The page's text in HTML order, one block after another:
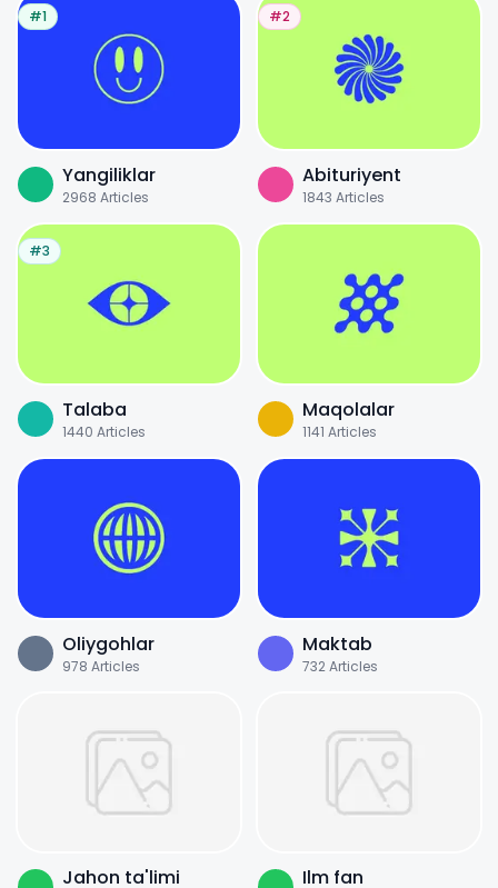
#1
Yangiliklar
2968 Articles
#2
Abituriyent
1843 Articles
#3
Talaba
1440 Articles
Maqolalar
1141 Articles
Oliygohlar
978 Articles
Maktab
732Articles
Jahon ta'limi Ilm fan